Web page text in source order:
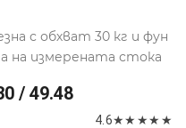
с обхват 30 кг и фун
на измерената стока
/ 49.48
4.6★★ ★★ ★